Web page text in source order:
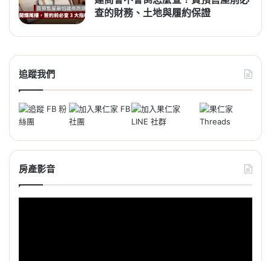
查的財務、土地與履約保證
追蹤我們
房產影音